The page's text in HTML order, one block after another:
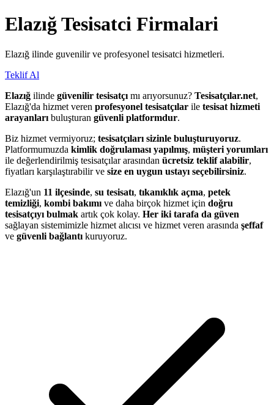
ElazığTesisatci Firmalari
Elazığ ilinde guvenilir ve profesyonel tesisatci hizmetleri.
Teklif Al
Elazığ ilinde güvenilir tesisatçı mı arıyorsunuz? Tesisatçılar.net,
Elazığ'da hizmet veren profesyonel tesisatçılar ile tesisat hizmeti
arayanları buluşturan güvenli platformdur.
Biz hizmet vermiyoruz; tesisatçıları sizinle buluşturuyoruz.
Platformumuzda kimlik doğrulaması yapılmış, müşteri yorumları
ile değerlendirilmiş tesisatçılar arasından ücretsiz teklif alabilir,
fiyatları karşılaştırabilir ve size en uygun ustayı seçebilirsiniz.
Elazığ'un 11 ilçesinde, su tesisatı, tıkanıklık açma, petek
temizliği, kombi bakımı ve daha birçok hizmet için doğru
tesisatçıyı bulmak artık çok kolay. Her iki tarafa da güven
sağlayan sistemimizle hizmet alıcısı ve hizmet veren arasında şeffaf
ve güvenli bağlantı kuruyoruz.